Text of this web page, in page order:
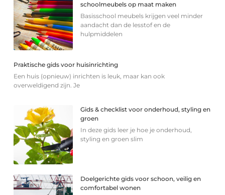
schoolmeubels op maat maken
Basisschool meubels krijgen veel minder
aandacht dan de lesstof en de
hulpmiddelen
Praktische gids voor huisinrichting
Een huis (opnieuw) inrichten is leuk, maar kan ook
overweldigend zijn. Je
Gids & checklist voor onderhoud, styling en
groen
In deze gids leer je hoe je onderhoud,
styling en groen slim
Doelgerichte gids voor schoon, veilig en
comfortabel wonen